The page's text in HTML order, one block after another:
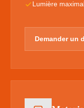
Lumière
Demander un